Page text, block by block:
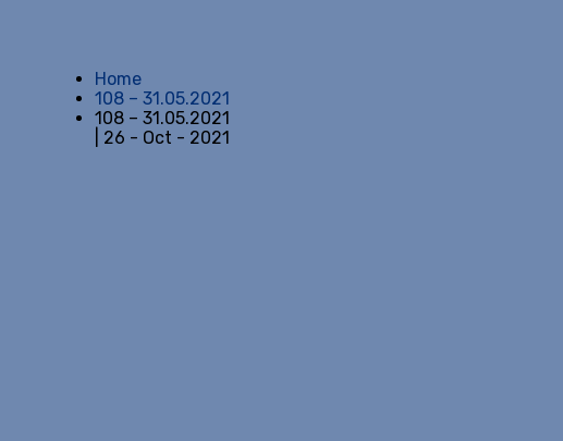
Home
108 – 31.05.2021
108 – 31.05.2021
| 26 - Oct - 2021